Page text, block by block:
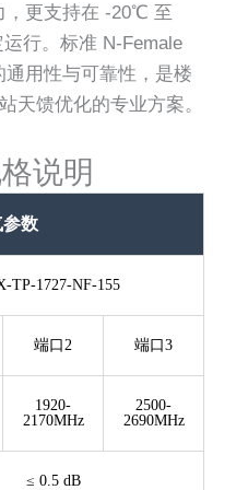
，更支持在 -20℃ 至
行。标准 N-Female
用性与可靠性，是楼
天馈优化的专业方案。
说明
参数
TP-1727-NF-155
端口2 端口3
1920-
2170MHz
2500-
2690MHz
≤ 0.5 dB